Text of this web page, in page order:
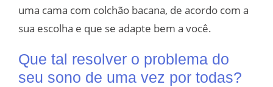
uma cama com colchão bacana, de acordo com a
sua escolha e que se adapte bem a você.
Que tal resolver o problema do
seu sono de uma vez por todas?